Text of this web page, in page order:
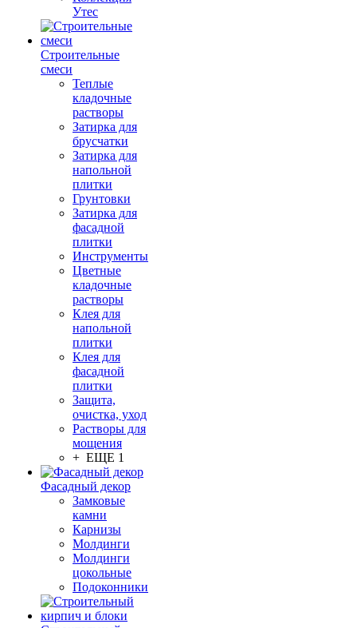
Утес
Строительные
смеси
Теплые
кладочные
растворы
Затирка для
брусчатки
Затирка для
напольной
плитки
Грунтовки
Затирка для
фасадной
плитки
Инструменты
Цветные
кладочные
растворы
Клея для
напольной
плитки
Клея для
фасадной
плитки
Защита,
очистка, уход
Растворы для
мощения
+ ЕЩЕ 1
Фасадный декор
Замковые
камни
Карнизы
Молдинги
Молдинги
цокольные
Подоконники